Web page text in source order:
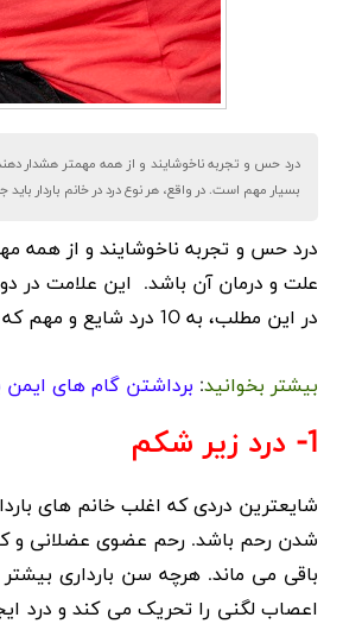
درد حس و تجربه ناخوشایند و از همه مهمتر هشدار
بسیار مهم است. در واقع، هر نوع درد در خانم باردار
درد حس و تجربه ناخوشایند و از همه
علت و درمان آن باشد. این علامت در
در این مطلب، به 10 درد شایع و مهم
بیشتر بخوانید: برداشتن گام های ایمن
1- درد زیر شکم
شایعترین دردی که اغلب خانم های
شدن رحم باشد. رحم عضوی عضلانی و
باقی می ماند. هرچه سن بارداری
اعصاب لگنی را تحریک می کند و درد